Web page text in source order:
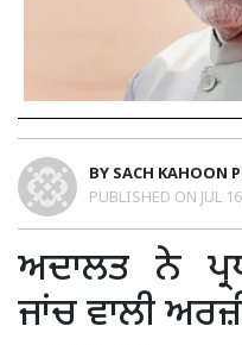
BY SACH KAHOON
PUBLISHED ON JUL
ਅਦਾਲਤ ਨੇ
ਜਾਂਚ ਵਾਲੀ